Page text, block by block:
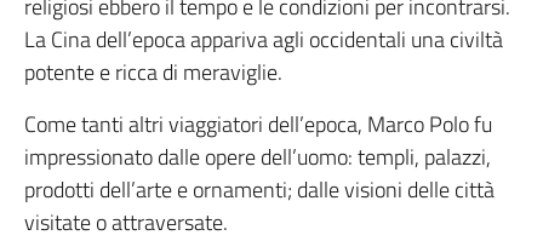
religiosi ebbero il tempo e le condizioni per incontrarsi.
La Cina dell’epoca appariva agli occidentali una civiltà
potente e ricca di meraviglie.
Come tanti altri viaggiatori dell’epoca, Marco Polo fu
impressionato dalle opere dell’uomo: templi, palazzi,
prodotti dell’arte e ornamenti; dalle visioni delle città
visitate o attraversate.